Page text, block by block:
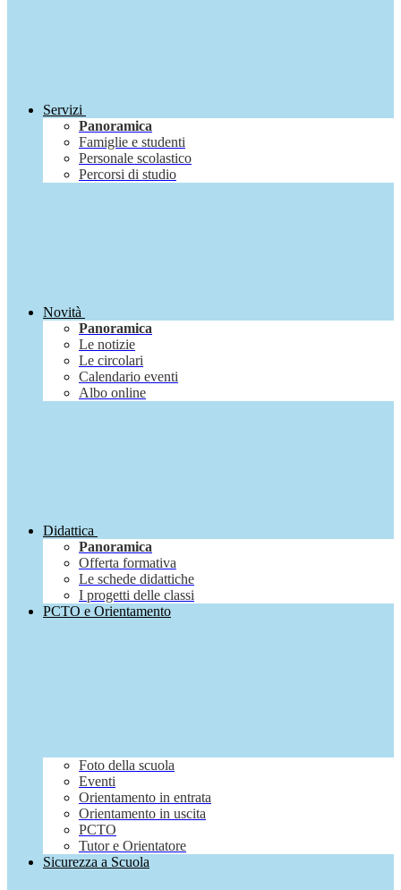
Servizi
Panoramica
Famiglie e studenti
Personale scolastico
Percorsi di studio
Novità
Panoramica
Le notizie
Le circolari
Calendario eventi
Albo online
Didattica
Panoramica
Offerta formativa
Le schede didattiche
I progetti delle classi
PCTO e Orientamento
Foto della scuola
Eventi
Orientamento in entrata
Orientamento in uscita
PCTO
Tutor e Orientatore
Sicurezza a Scuola